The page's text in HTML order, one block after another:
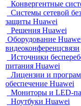
Конвергентные
Системы сетевой
защиты Huawei
Решения Huawei
Оборудование
видеоконференцсвязи
Источники
питания Huawei
Лицензии и
обеспечение Huawei
Мониторы и LED-
Ноутбуки Huawei